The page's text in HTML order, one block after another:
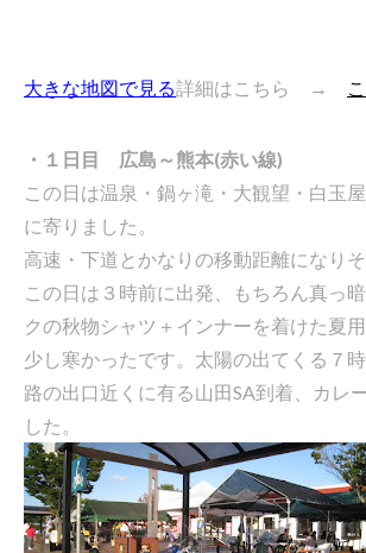
大きな地図で見る詳細はこちら →
・１日目 広島～熊本(赤い線)
この日は温泉・鍋ヶ滝・大観望・白玉
に寄りました。
高速・下道とかなりの移動距離になりそ
この日は３時前に出発、もちろん真っ
クの秋物シャツ＋インナーを着けた夏
少し寒かったです。太陽の出てくる７
路の出口近くに有る山田SA到着、カレ
した。